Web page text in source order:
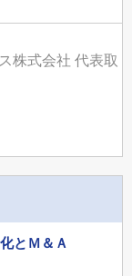
株式会社 代表取
とＭ＆Ａ